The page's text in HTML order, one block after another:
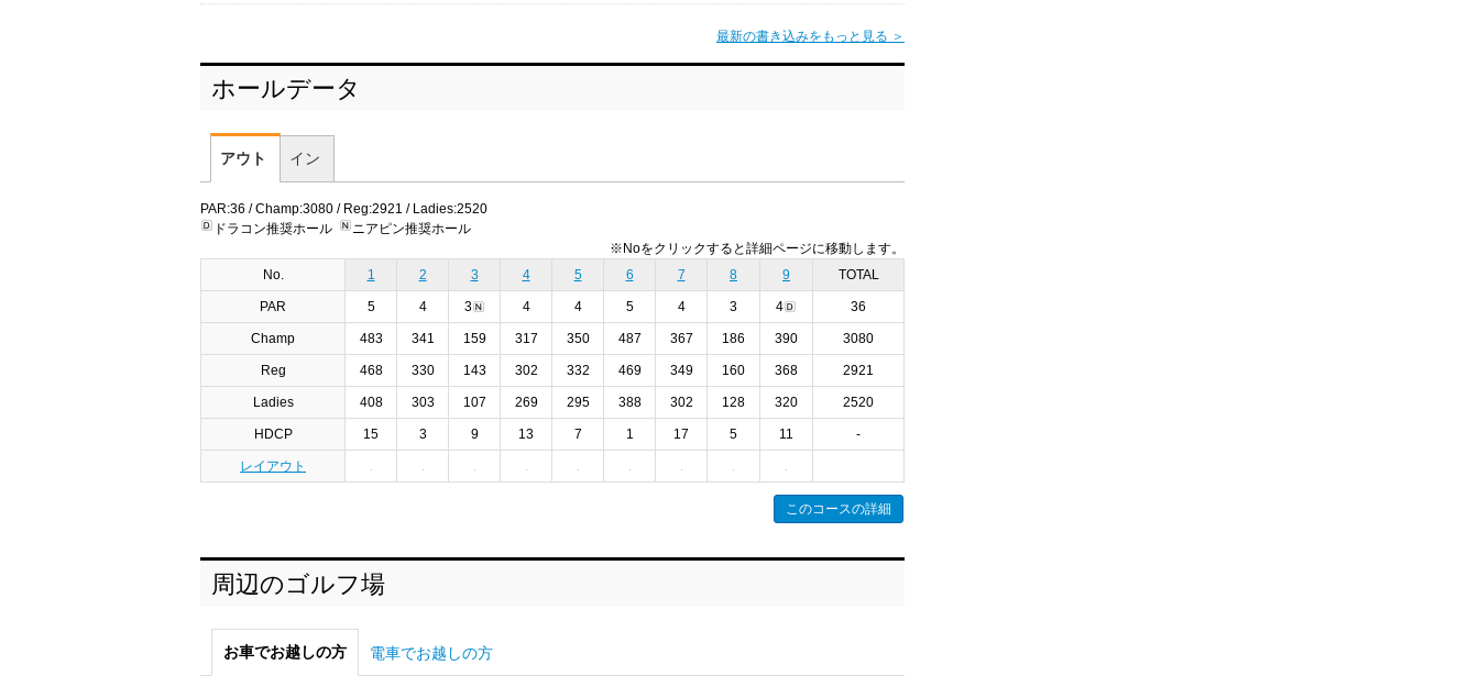
最新の書き込みをもっと見る ＞
ホールデータ
アウト イン
PAR:36 / Champ:3080 / Reg:2921 / Ladies:2520
ドラコン推奨ホール
ニアピン推奨ホール
※Noをクリックすると詳細ページに移動します。
No.
1 2 3 4 5 6 7 8 9 TOTAL
PAR 5 4 3 4 4 5 4 3 4 36
Champ 483 341 159 317 350 487 367 186 390 3080
Reg 468 330 143 302 332 469 349 160 368 2921
Ladies 408 303 107 269 295 388 302 128 320 2520
HDCP 15 3 9 13 7 1 17 5 11 -
レイアウト
このコースの詳細
周辺のゴルフ場
お車でお越しの方 電車でお越しの方